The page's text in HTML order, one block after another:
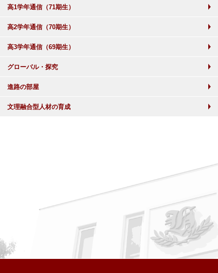
高1学年通信（71期生）
高2学年通信（70期生）
高3学年通信（69期生）
グローバル・探究
進路の部屋
文理融合型人材の育成